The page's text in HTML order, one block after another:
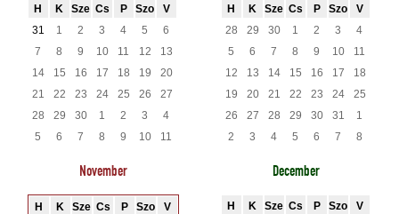
H K Sze Cs P Szo
V
31
1 2 3 4 5
6
7
8 9 10 11 12
13
14
15 16 17 18 19
20
21
22 23 24 25 26
27
28
29 30 1 2 3
4
5
6 7 8 9 10 11
H K Sze Cs P Szo
V
28
29 30 1 2 3
4
5
6 7 8 9 10
11
12
13 14 15 16 17
18
19
20 21 22 23 24
25
26
27 28 29 30 31
1
2
3 4 5 6 7 8
November
H K Sze Cs P Szo
V
December
H K Sze Cs P Szo
V